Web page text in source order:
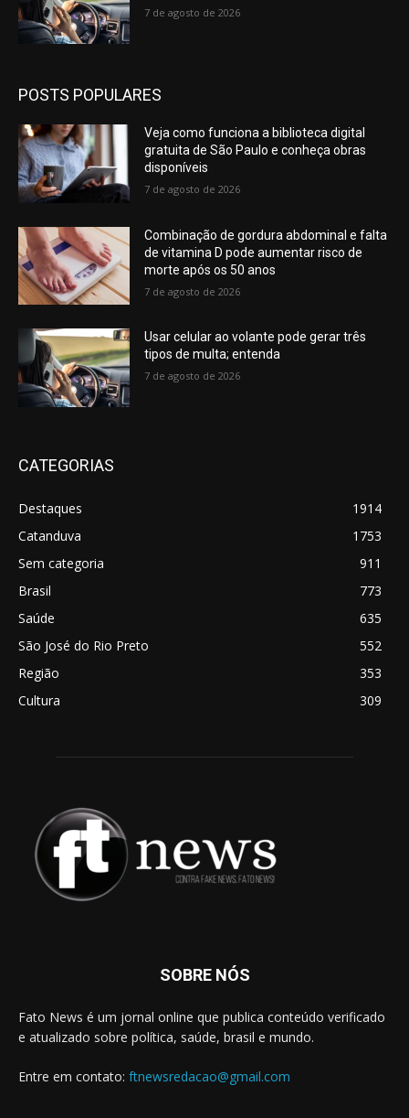
7 de agosto de 2026
POSTS POPULARES
Veja como funciona a biblioteca digital
gratuita de São Paulo e conheça obras
disponíveis
7 de agosto de 2026
Combinação de gordura abdominal e falta
de vitamina D pode aumentar risco de
morte após os 50 anos
7 de agosto de 2026
Usar celular ao volante pode gerar três
tipos de multa; entenda
7 de agosto de 2026
CATEGORIAS
Destaques
1914
Catanduva
1753
Sem categoria
911
Brasil
773
Saúde
635
São José do Rio Preto
552
Região
353
Cultura
309
SOBRE NÓS
Fato News é um jornal online que publica conteúdo verificado
e atualizado sobre política, saúde, brasil e mundo.
Entre em contato: ftnewsredacao@gmail.com